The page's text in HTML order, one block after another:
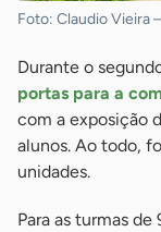
Foto: Claudio Vieira
Durante o
portas para a
com a exposição
alunos. Ao todo,
unidades.
Para as turmas